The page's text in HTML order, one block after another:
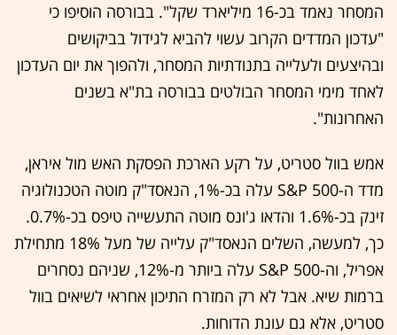
המסחר נאמד בכ-16 מיליארד שקל". בבורסה הוסיפו כי
"עדכון המדדים הקרוב עשוי להביא לגידול בביקושים
ובהיצעים ולעלייה בתנודתיות המסחר, ולהפוך את יום העדכון
לאחד מימי המסחר הבולטים בבורסה בת"א בשנים
האחרונות".
אמש בוול סטריט, על רקע הארכת הפסקת האש מול איראן,
מדד ה-S&P 500 עלה בכ-1%, הנאסד"ק מוטה הטכנולוגיה
זינק בכ-1.6% והדאו ג'ונס מוטה התעשייה טיפס בכ-0.7%.
כך, למעשה, השלים הנאסד"ק עלייה של מעל 18% מתחילת
אפריל, וה-S&P 500 עלה ביותר מ-12%, שניהם נסחרים
ברמות שיא. אבל לא רק המזרח התיכון אחראי לשיאים בוול
סטריט, אלא גם עונת הדוחות.